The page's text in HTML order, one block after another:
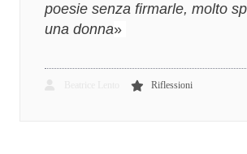
poesie senza firmarle, molto
una donna»
Riflessioni